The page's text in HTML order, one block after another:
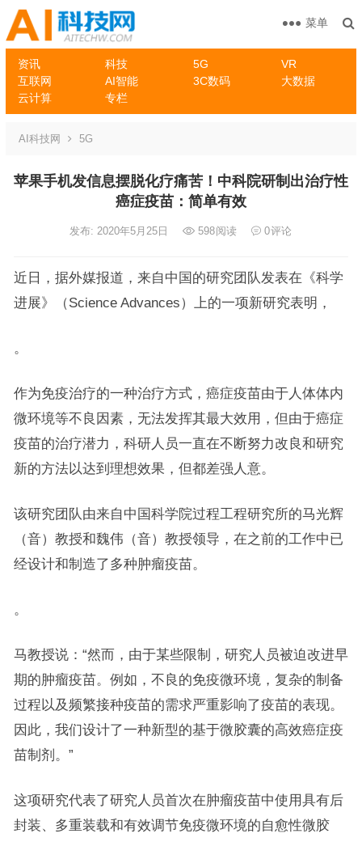
资讯 科技 5G
VR
互联网
AI智能 3C数码
大数据
云计算
专栏
菜单
AI科技网 5G
苹果手机发信息摆脱化疗痛苦！中科院研制出治疗性
癌症疫苗：简单有效
发布: 2020年5月25日 598阅读 0评论
近日，据外媒报道，来自中国的研究团队发表在《科学
进展》（Science Advances）上的一项新研究表明，
。
作为免疫治疗的一种治疗方式，癌症疫苗由于人体体内
微环境等不良因素，无法发挥其最大效用，但由于癌症
疫苗的治疗潜力，科研人员一直在不断努力改良和研究
新的方法以达到理想效果，但都差强人意。
该研究团队由来自中国科学院过程工程研究所的马光辉
（音）教授和魏伟（音）教授领导，在之前的工作中已
经设计和制造了多种肿瘤疫苗。
。
马教授说：“然而，由于某些限制，研究人员被迫改进早
期的肿瘤疫苗。例如，不良的免疫微环境，复杂的制备
过程以及频繁接种疫苗的需求严重影响了疫苗的表现。
因此，我们设计了一种新型的基于微胶囊的高效癌症疫
苗制剂。”
这项研究代表了研究人员首次在肿瘤疫苗中使用具有后
封装、多重装载和有效调节免疫微环境的自愈性微胶